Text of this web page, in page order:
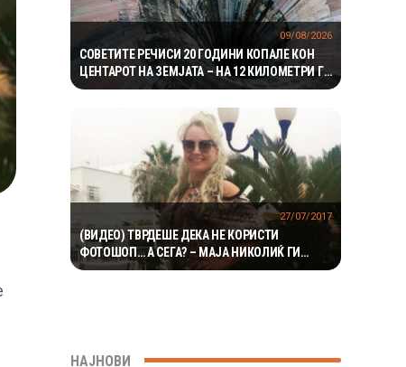
СОВЕТИТЕ РЕЧИСИ 20 ГОДИНИ КОПАЛЕ КОН
ЦЕНТАРОТ НА ЗЕМЈАТА – НА 12 КИЛОМЕТРИ ГИ
ДОЧЕКАЛЕ УСЛОВИ ШТО НИКОЈ НЕ ГИ
09/08/2026
(ВИДЕО) ТВРДЕШЕ ДЕКА НЕ КОРИСТИ
ФОТОШОП… А СЕГА? – МАЈА НИКОЛИЌ ГИ
СРЕДИ СТОМАЧНИТЕ И ЖЕСТОКО СЕ
27/07/2017
НАЈНОВИ